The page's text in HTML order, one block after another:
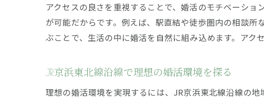
アクセスの良さを重視することで、婚活のモチベーシ
が可能だからです。例えば、駅直結や徒歩圏内の相談
ぶことで、生活の中に婚活を自然に組み込めます。アク
JR京浜東北線沿線で理想の婚活環境を探る
理想の婚活環境を実現するには、JR京浜東北線沿線の